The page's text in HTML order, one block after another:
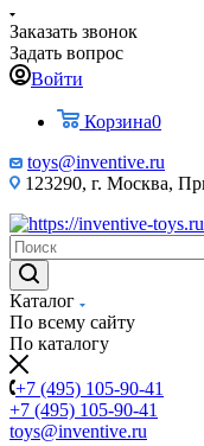
Заказать звонок
Задать вопрос
Войти
Корзина0
toys@inventive.ru
123290, г. Москва,
Каталог
По всему сайту
По каталогу
+7 (495) 105-90-41
+7 (495) 105-90-41
toys@inventive.ru